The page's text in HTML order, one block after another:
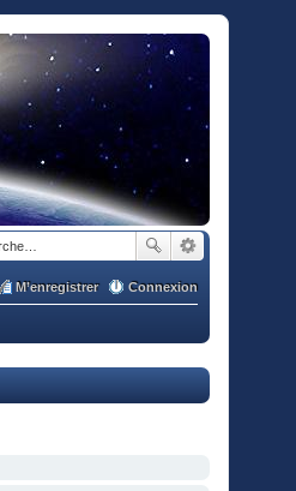
Connexion
M’enregistrer